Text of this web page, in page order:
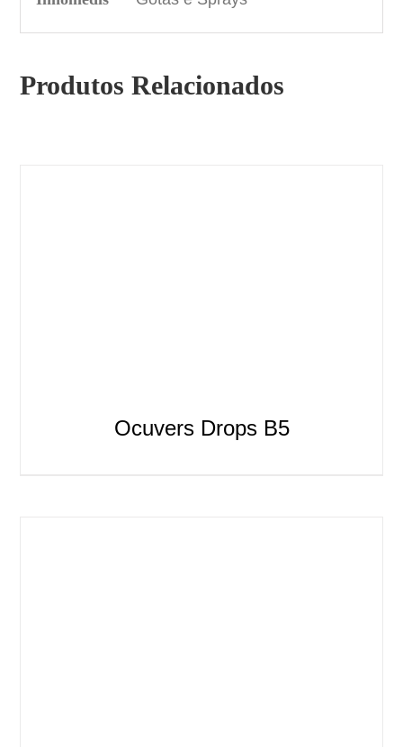
Produtos Relacionados
Ocuvers Drops B5